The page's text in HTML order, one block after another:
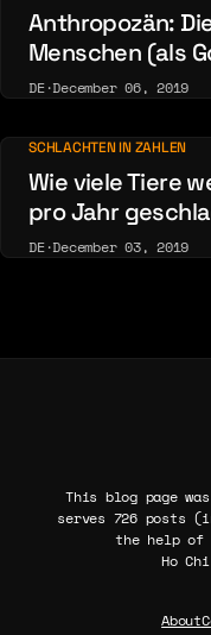
Anthropozän:
Menschen (als
Galerie)
DE·December 06, 2019
SCHLACHTEN IN ZAHLEN
Wie viele Tiere
pro Jahr
DE·December 03, 2019
This blog page
serves 726 posts
the help of
Ho
About